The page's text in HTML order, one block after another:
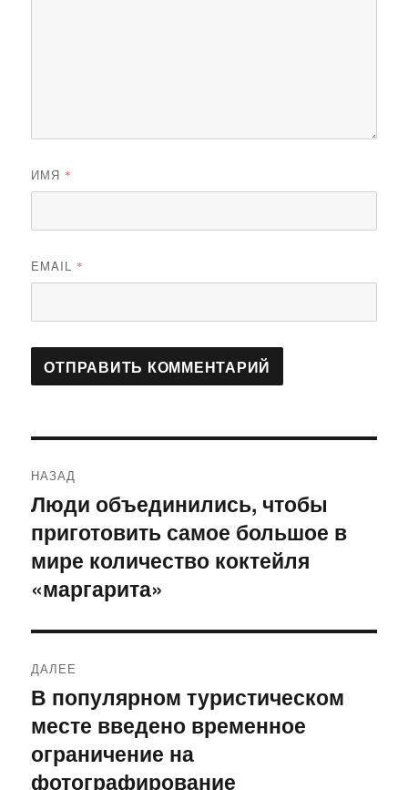
ИМЯ *
EMAIL *
по
записям
НАЗАД
Предыдущая
запись:
Люди объединились, чтобы
приготовить самое большое в
мире количество коктейля
«маргарита»
ДАЛЕЕ
Следующая
запись:
В популярном туристическом
месте введено временное
ограничение на
фотографирование